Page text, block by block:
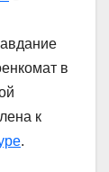
в
к
.